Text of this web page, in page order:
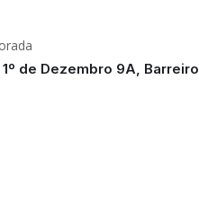
1º de Dezembro 9A, Barreiro